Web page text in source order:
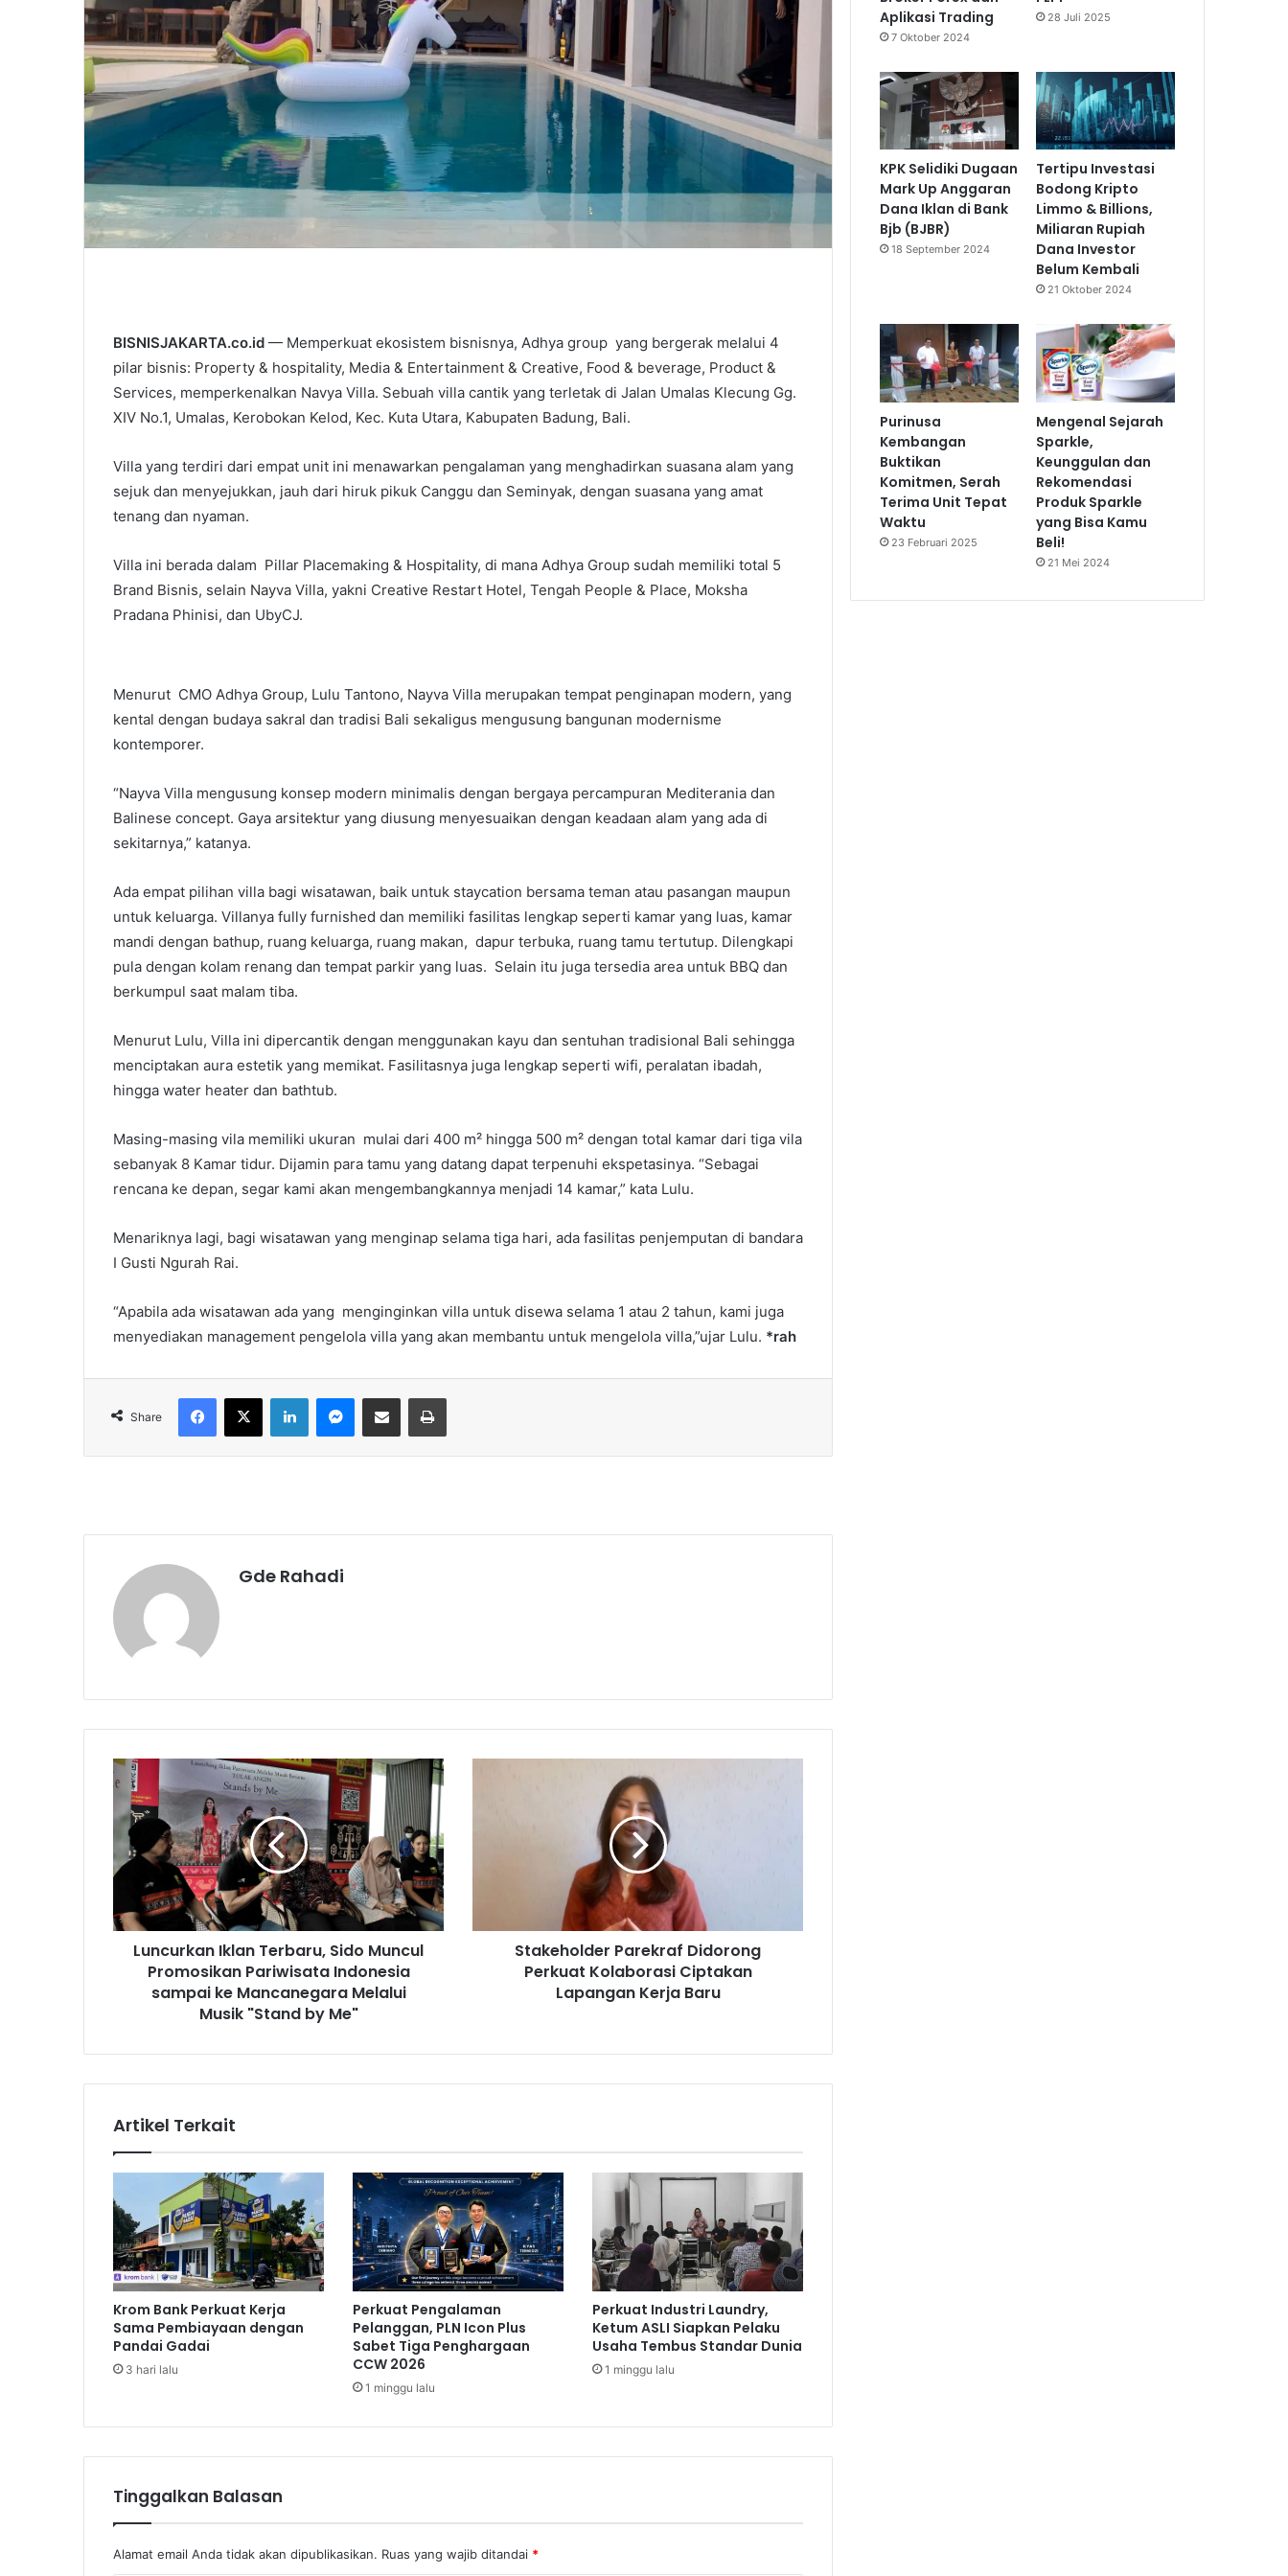
BISNISJAKARTA.co.id — Memperkuat ekosistem bisnisnya, Adhya group yang bergerak melalui 4
pilar bisnis: Property & hospitality, Media & Entertainment & Creative, Food & beverage, Product &
Services, memperkenalkan Navya Villa. Sebuah villa cantik yang terletak di Jalan Umalas Klecung Gg.
XIV No.1, Umalas, Kerobokan Kelod, Kec. Kuta Utara, Kabupaten Badung, Bali.
Villa yang terdiri dari empat unit ini menawarkan pengalaman yang menghadirkan suasana alam yang
sejuk dan menyejukkan, jauh dari hiruk pikuk Canggu dan Seminyak, dengan suasana yang amat
tenang dan nyaman.
Villa ini berada dalam Pillar Placemaking & Hospitality, di mana Adhya Group sudah memiliki total 5
Brand Bisnis, selain Nayva Villa, yakni Creative Restart Hotel, Tengah People & Place, Moksha
Pradana Phinisi, dan UbyCJ.
Menurut CMO Adhya Group, Lulu Tantono, Nayva Villa merupakan tempat penginapan modern, yang
kental dengan budaya sakral dan tradisi Bali sekaligus mengusung bangunan modernisme
kontemporer.
“Nayva Villa mengusung konsep modern minimalis dengan bergaya percampuran Mediterania dan
Balinese concept. Gaya arsitektur yang diusung menyesuaikan dengan keadaan alam yang ada di
sekitarnya,” katanya.
Ada empat pilihan villa bagi wisatawan, baik untuk staycation bersama teman atau pasangan maupun
untuk keluarga. Villanya fully furnished dan memiliki fasilitas lengkap seperti kamar yang luas, kamar
mandi dengan bathup, ruang keluarga, ruang makan, dapur terbuka, ruang tamu tertutup. Dilengkapi
pula dengan kolam renang dan tempat parkir yang luas. Selain itu juga tersedia area untuk BBQ dan
berkumpul saat malam tiba.
Menurut Lulu, Villa ini dipercantik dengan menggunakan kayu dan sentuhan tradisional Bali sehingga
menciptakan aura estetik yang memikat. Fasilitasnya juga lengkap seperti wifi, peralatan ibadah,
hingga water heater dan bathtub.
Masing-masing vila memiliki ukuran mulai dari 400 m² hingga 500 m² dengan total kamar dari tiga vila
sebanyak 8 Kamar tidur. Dijamin para tamu yang datang dapat terpenuhi ekspetasinya. “Sebagai
rencana ke depan, segar kami akan mengembangkannya menjadi 14 kamar,” kata Lulu.
Menariknya lagi, bagi wisatawan yang menginap selama tiga hari, ada fasilitas penjemputan di bandara
I Gusti Ngurah Rai.
“Apabila ada wisatawan ada yang menginginkan villa untuk disewa selama 1 atau 2 tahun, kami juga
menyediakan management pengelola villa yang akan membantu untuk mengelola villa,”ujar Lulu. *rah
Share
Gde Rahadi
L
u
r
n
a
r
u
S
i
d
o
M
u
n
c
u
r
o
k
Luncurkan Iklan Terbaru, Sido Muncul
Promosikan Pariwisata Indonesia
sampai ke Mancanegara Melalui
Musik "Stand by Me"
d
D
i
d
o
r
o
n
g
P
e
r
t
o
Stakeholder Parekraf Didorong
Perkuat Kolaborasi Ciptakan
Lapangan Kerja Baru
Artikel Terkait
Krom Bank Perkuat Kerja
Sama Pembiayaan dengan
Pandai Gadai
3 hari lalu
Perkuat Pengalaman
Pelanggan, PLN Icon Plus
Sabet Tiga Penghargaan
CCW 2026
1 minggu lalu
Perkuat Industri Laundry,
Ketum ASLI Siapkan Pelaku
Usaha Tembus Standar Dunia
1 minggu lalu
Tinggalkan Balasan
Alamat email Anda tidak akan dipublikasikan. Ruas yang wajib ditandai *
Aplikasi Trading
7 Oktober 2024
28 Juli 2025
KPK Selidiki Dugaan
Mark Up Anggaran
Dana Iklan di Bank
Bjb (BJBR)
18 September 2024
Tertipu Investasi
Bodong Kripto
Limmo & Billions,
Miliaran Rupiah
Dana Investor
Belum Kembali
21 Oktober 2024
Purinusa
Kembangan
Buktikan
Komitmen, Serah
Terima Unit Tepat
Waktu
23 Februari 2025
Mengenal Sejarah
Sparkle,
Keunggulan dan
Rekomendasi
Produk Sparkle
yang Bisa Kamu
Beli!
21 Mei 2024